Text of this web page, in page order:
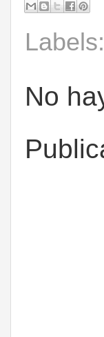
Labels:
No